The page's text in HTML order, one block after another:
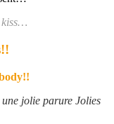
kiss…
jolie parure Jolies